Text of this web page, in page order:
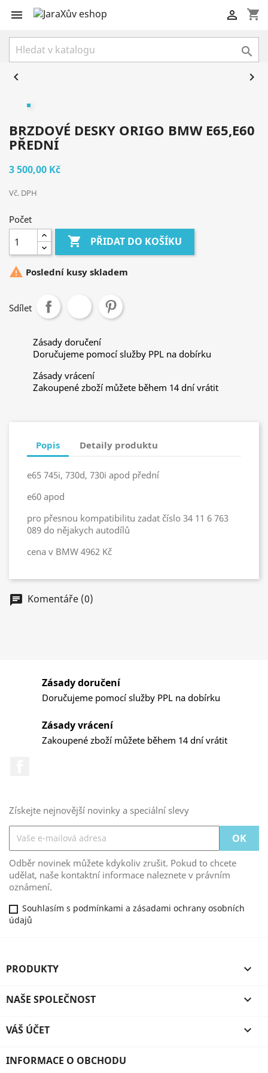
 shopping_cart




BRZDOVÉ DESKY ORIGO BMW E65,E60
PŘEDNÍ
3 500,00 Kč
Vč. DPH
Počet
 PŘIDAT DO KOŠÍKU
 Poslední kusy skladem
Sdílet
Zásady doručení
Doručujeme pomocí služby PPL na dobírku
Zásady vrácení
Zakoupené zboží můžete během 14 dní vrátit
Popis Detaily produktu
e65 745i, 730d, 730i apod přední
e60 apod
pro přesnou kompatibilitu zadat číslo 34 11 6 763
089 do nějakych autodílů
cena v BMW 4962 Kč
chat Komentáře (0)
Zásady doručení
Doručujeme pomocí služby PPL na dobírku
Zásady vrácení
Zakoupené zboží můžete během 14 dní vrátit
Získejte nejnovější novinky a speciální slevy
Odběr novinek můžete kdykoliv zrušit. Pokud to chcete
udělat, naše kontaktní informace naleznete v právním
oznámení.
Souhlasím s podmínkami a zásadami ochrany osobních
údajů
PRODUKTY 
NAŠE SPOLEČNOST 
VÁŠ ÚČET 
INFORMACE O OBCHODU